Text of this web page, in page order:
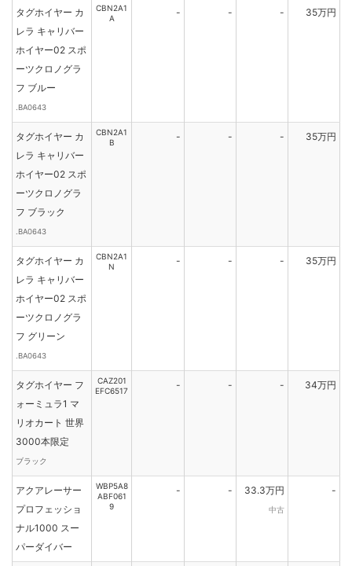
タグホイヤー カ
レラ キャリバー
ホイヤー02 スポ
ーツクロノグラ
フ ブルー
.BA0643
CBN2A1
A
- - - 35万円
タグホイヤー カ
レラ キャリバー
ホイヤー02 スポ
ーツクロノグラ
フ ブラック
.BA0643
CBN2A1
B
- - - 35万円
タグホイヤー カ
レラ キャリバー
ホイヤー02 スポ
ーツクロノグラ
フ グリーン
.BA0643
CBN2A1
N
- - - 35万円
タグホイヤー フ
ォーミュラ1 マ
リオカート 世界
3000本限定
ブラック
CAZ201
EFC6517
- - - 34万円
アクアレーサー
プロフェッショ
ナル1000 スー
パーダイバー
WBP5A8
ABF061
9
- - 33.3万円
中古
-